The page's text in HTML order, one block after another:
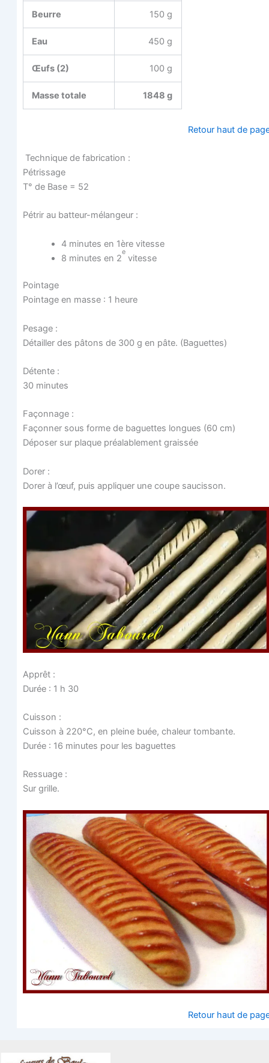
Beurre 150 g
Eau 450 g
Œufs (2) 100 g
Masse totale 1848 g
Retour haut de
Tech­nique de fabrication :
Pétris­sage
T° de Base = 52
Pétrir au batteur-mélangeur :
4 minutes en 1ère vitesse
8 minutes en 2
e
vitesse
Poin­tage
Poin­tage en masse : 1 heure
Pesage :
Détailler des pâtons de 300 g en pâte. (Baguettes)
Détente :
30 minutes
Façon­nage :
Façon­ner sous forme de baguettes longues (60 cm)
Dépo­ser sur plaque préa­la­ble­ment graissée
Dorer :
Dorer à l’œuf, puis appli­quer une coupe saucisson.
Apprêt :
Durée : 1 h 30
Cuis­son :
Cuis­son à 220°C, en pleine buée, cha­leur tombante.
Durée : 16 minutes pour les baguettes
Res­suage :
Sur grille.
Retour haut de